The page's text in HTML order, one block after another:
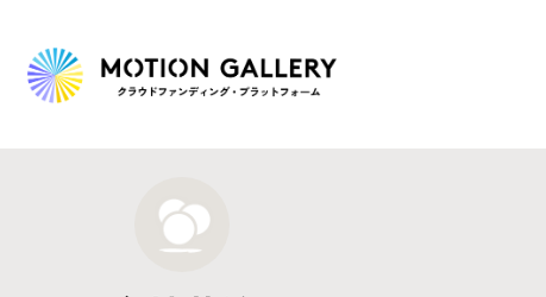
新着プロジェクト